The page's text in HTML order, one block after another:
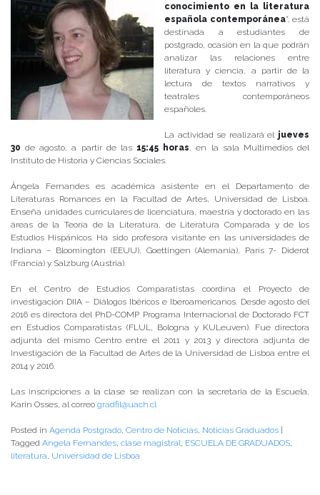
conocimiento en la literatura
española contemporánea”, está
destinada a estudiantes de
postgrado, ocasión en la que podrán
analizar las relaciones entre
literatura y ciencia, a partir de la
lectura de textos narrativos y
teatrales contemporáneos
españoles.
La actividad se realizará el jueves
30 de agosto, a partir de las 15:45 horas, en la sala Multimedios del
Instituto de Historia y Ciencias Sociales.
Ângela Fernandes es académica asistente en el Departamento de
Literaturas Romances en la Facultad de Artes, Universidad de Lisboa.
Enseña unidades curriculares de licenciatura, maestría y doctorado en las
áreas de la Teoría de la Literatura, de Literatura Comparada y de los
Estudios Hispánicos. Ha sido profesora visitante en las universidades de
Indiana – Bloomington (EEUU), Goettingen (Alemania), París 7- Diderot
(Francia) y Salzburg (Austria).
En el Centro de Estudios Comparatistas coordina el Proyecto de
investigación DIIA – Diálogos Ibéricos e Iberoamericanos. Desde agosto del
2016 es directora del PhD-COMP Programa Internacional de Doctorado FCT
en Estudios Comparatistas (FLUL, Bologna y KULeuven). Fue directora
adjunta del mismo Centro entre el 2011 y 2013 y directora adjunta de
Investigación de la Facultad de Artes de la Universidad de Lisboa entre el
2014 y 2016.
Las inscripciones a la clase se realizan con la secretaria de la Escuela,
Karin Osses, al correo gradfil@uach.cl
Posted in Agenda Postgrado, Centro de Noticias, Noticias Graduados
Tagged Angela Fernandes, clase magistral, ESCUELA DE GRADUADOS,
literatura, Universidad de Lisboa